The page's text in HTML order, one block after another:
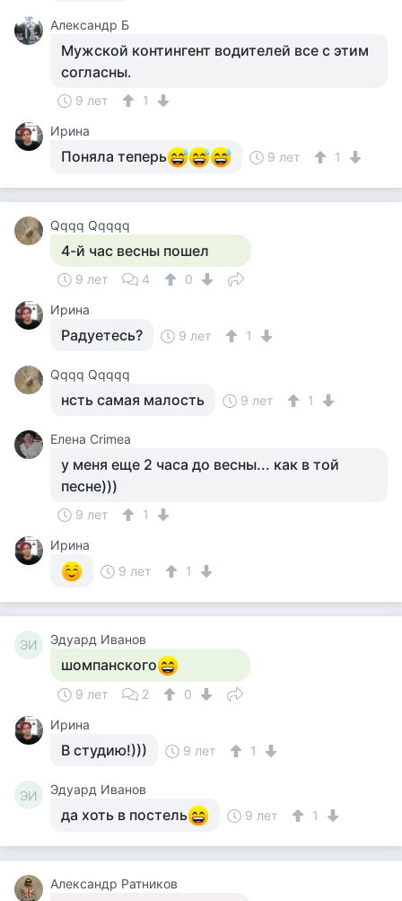
Александр Б
Мужской контингент водителей все с этим
согласны.
9 лет
1
Ирина
Поняла теперь 9 лет 1
Qqqq Qqqqq
4-й час весны пошел
9 лет 4
0
Ирина
Радуетесь? 9 лет 1
Qqqq Qqqqq
нсть самая малость 9 лет 1
Елена Crimea
у меня еще 2 часа до весны... как в той
песне)))
9 лет
1
Ирина
9 лет
1
ЭИ Эдуард Иванов
шомпанского
9 лет 2
0
Ирина
В студию!))) 9 лет 1
ЭИ Эдуард Иванов
да хоть в постель 9 лет 1
Александр Ратников